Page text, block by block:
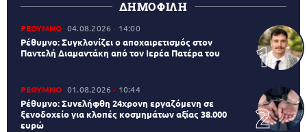
ΔΗΜΟΦΙΛΗ
ΡΕΘΥΜΝΟ 04.08.2026 14:00
Ρέθυμνο: Συγκλονίζει ο αποχαιρετισμός στον
Παντελή Διαμαντάκη από τον Ιερέα Πατέρα του
ΡΕΘΥΜΝΟ 01.08.2026 10:44
Ρέθυμνο: Συνελήφθη 24χρονη εργαζόμενη σε
ξενοδοχείο για κλοπές κοσμημάτων αξίας 38.000
ευρώ